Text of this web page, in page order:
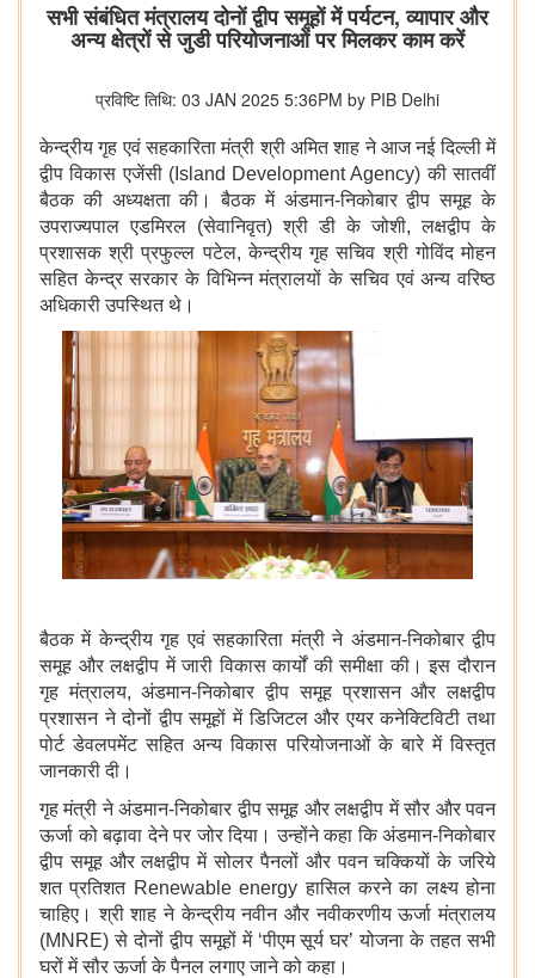
सभी संबंधित मंत्रालय दोनों द्वीप समूहों में पर्यटन, व्यापार और
अन्य क्षेत्रों से जुडी परियोजनाओं पर मिलकर काम करें
प्रविष्टि तिथि: 03 JAN 2025 5:36PM by PIB Delhi
केन्द्रीय गृह एवं सहकारिता मंत्री श्री अमित शाह ने आज नई दिल्ली में
द्वीप विकास एजेंसी (Island Development Agency) की सातवीं
बैठक की अध्यक्षता की। बैठक में अंडमान-निकोबार द्वीप समूह के
उपराज्यपाल एडमिरल (सेवानिवृत) श्री डी के जोशी, लक्षद्वीप के
प्रशासक श्री प्रफुल्ल पटेल, केन्द्रीय गृह सचिव श्री गोविंद मोहन
सहित केन्द्र सरकार के विभिन्न मंत्रालयों के सचिव एवं अन्य वरिष्ठ
अधिकारी उपस्थित थे।
बैठक में केन्द्रीय गृह एवं सहकारिता मंत्री ने अंडमान-निकोबार द्वीप
समूह और लक्षद्वीप में जारी विकास कार्यों की समीक्षा की। इस दौरान
गृह मंत्रालय, अंडमान-निकोबार द्वीप समूह प्रशासन और लक्षद्वीप
प्रशासन ने दोनों द्वीप समूहों में डिजिटल और एयर कनेक्टिविटी तथा
पोर्ट डेवलपमेंट सहित अन्य विकास परियोजनाओं के बारे में विस्तृत
जानकारी दी।
गृह मंत्री ने अंडमान-निकोबार द्वीप समूह और लक्षद्वीप में सौर और पवन
ऊर्जा को बढ़ावा देने पर जोर दिया। उन्होंने कहा कि अंडमान-निकोबार
द्वीप समूह और लक्षद्वीप में सोलर पैनलों और पवन चक्कियों के जरिये
शत प्रतिशत Renewable energy हासिल करने का लक्ष्य होना
चाहिए। श्री शाह ने केन्द्रीय नवीन और नवीकरणीय ऊर्जा मंत्रालय
(MNRE) से दोनों द्वीप समूहों में ‘पीएम सूर्य घर’ योजना के तहत सभी
घरों में सौर ऊर्जा के पैनल लगाए जाने को कहा।